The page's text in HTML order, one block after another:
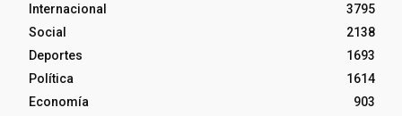
Internacional
3795
Social
2138
Deportes
1693
Política
1614
Economía
903